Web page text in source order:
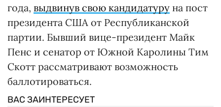
года, выдвинув свою кандидатуру на пост
президента США от Республиканской
партии. Бывший вице-президент Майк
Пенс и сенатор от Южной Каролины Тим
Скотт рассматривают возможность
баллотироваться.
ВАС ЗАИНТЕРЕСУЕТ